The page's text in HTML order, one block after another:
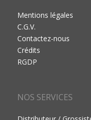
Mentions légales
C.G.V.
Contactez-nous
Crédits
RGDP
NOS SERVICES